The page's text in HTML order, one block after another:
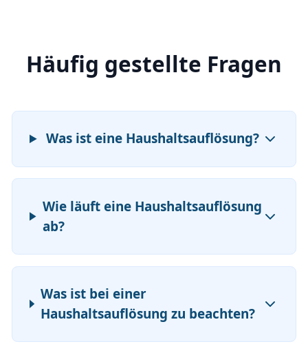
Häufig gestellte Fragen
Was ist eine Haushaltsauflösung?
Wie läuft eine Haushaltsauflösung
ab?
Was ist bei einer
Haushaltsauflösung zu beachten?